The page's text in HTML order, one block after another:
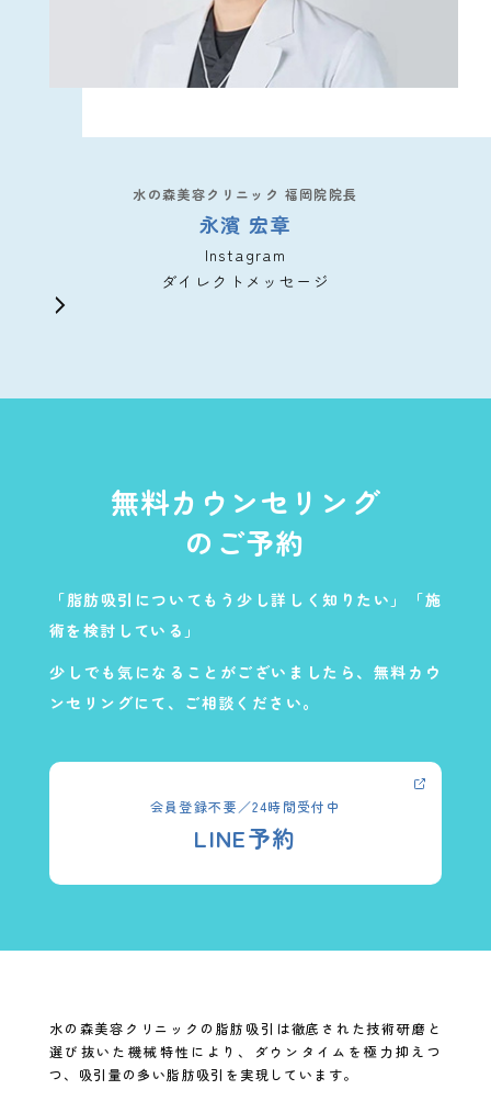
水の森美容クリニック 福岡院院長
永濱 宏章
Instagram
ダイレクトメッセージ
無料カウンセリング
のご予約
「脂肪吸引についてもう少し詳しく知りたい」「施
術を検討している」
少しでも気になることがございましたら、無料カウ
ンセリングにて、ご相談ください。
会員登録不要／24時間受付中
LINE予約
水の森美容クリニックの脂肪吸引は徹底された技術研磨と
選び抜いた機械特性により、ダウンタイムを極力抑えつ
つ、吸引量の多い脂肪吸引を実現しています。